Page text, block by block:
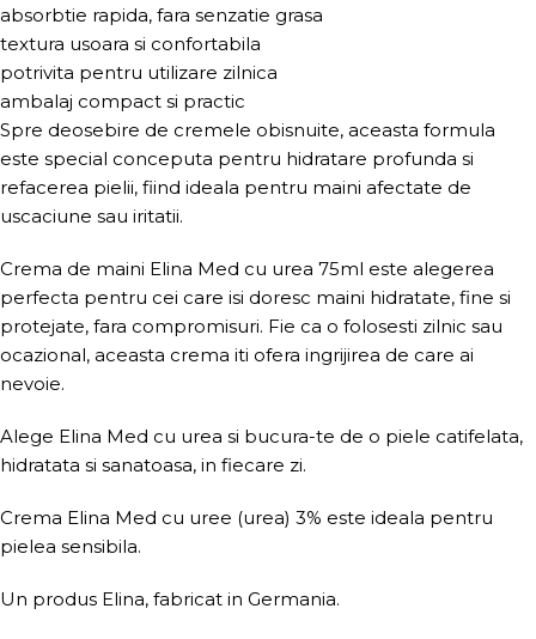
absorbtie rapida, fara senzatie grasa
textura usoara si confortabila
potrivita pentru utilizare zilnica
ambalaj compact si practic
Spre deosebire de cremele obisnuite, aceasta formula
este special conceputa pentru hidratare profunda si
refacerea pielii, fiind ideala pentru maini afectate de
uscaciune sau iritatii.
Crema de maini Elina Med cu urea 75ml este alegerea
perfecta pentru cei care isi doresc maini hidratate, fine si
protejate, fara compromisuri. Fie ca o folosesti zilnic sau
ocazional, aceasta crema iti ofera ingrijirea de care ai
nevoie.
Alege Elina Med cu urea si bucura-te de o piele catifelata,
hidratata si sanatoasa, in fiecare zi.
Crema Elina Med cu uree (urea) 3% este ideala pentru
pielea sensibila.
Un produs Elina, fabricat in Germania.